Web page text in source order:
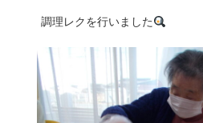
調理レクを行いました